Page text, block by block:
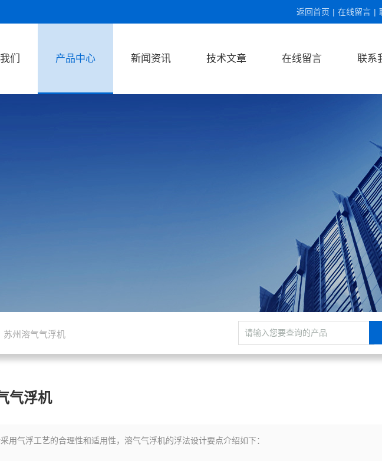
返回首页 | 在线留言 |
们 产品中心 新闻资讯 技术文章 在线留言 联系
苏州溶气气浮机
气浮机
气浮工艺的合理性和适用性，溶气气浮机的浮法设计要点介绍如下：